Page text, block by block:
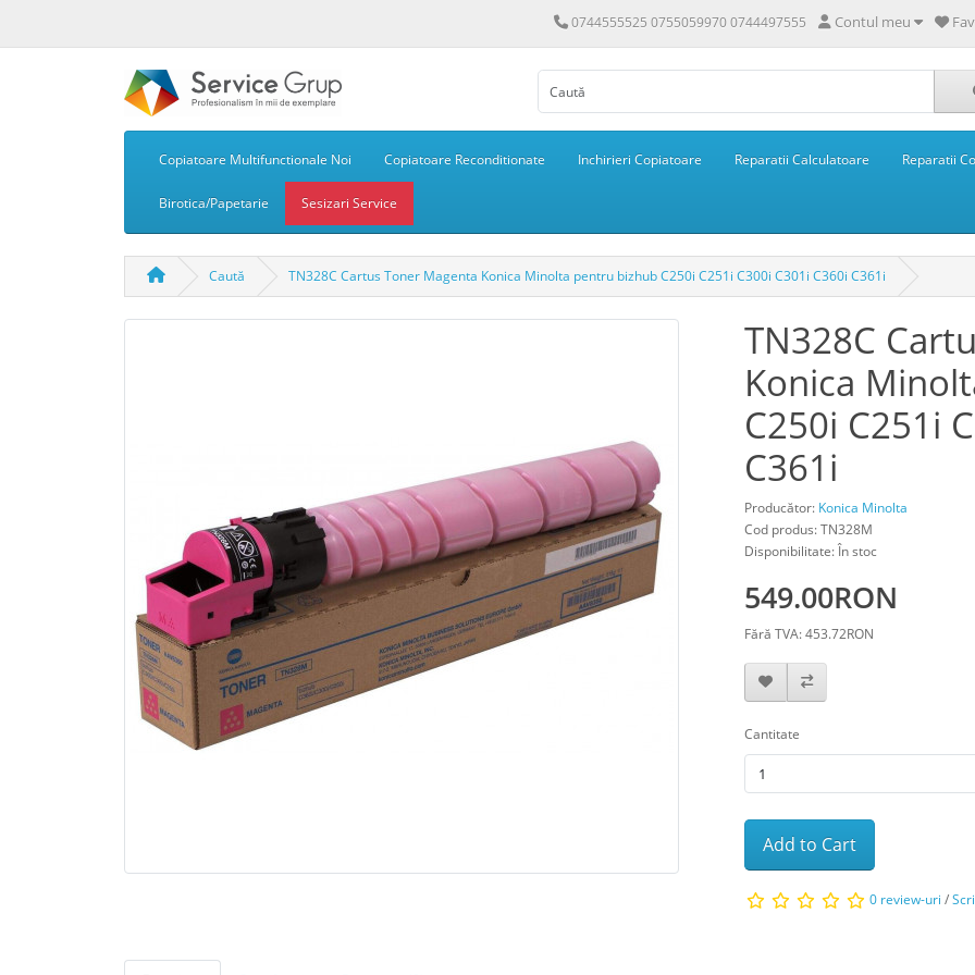
0744555525 0755059970 0744497555 Contul meu
Copiatoare Multifunctionale Noi Copiatoare Reconditionate Inchirieri Copiatoare Reparatii Calculatoare Reparatii
Birotica/Papetarie Sesizari Service
Caută TN328C Cartus Toner Magenta Konica Minolta pentru bizhub C250i C251i C300i C301i C360i C361i
TN328C
Konica
C250i C251i
C361i
Producător: Konica Minolta
Cod produs: TN328M
Disponibilitate: În stoc
549.00RON
Fără TVA: 453.72RON
Cantitate
Add to Cart
0 review-uri /